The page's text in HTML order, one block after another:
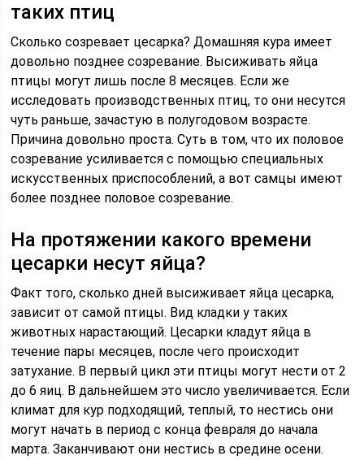
таких птиц
Сколько созревает цесарка? Домашняя кура имеет
довольно позднее созревание. Высиживать яйца
птицы могут лишь после 8 месяцев. Если же
исследовать производственных птиц, то они несутся
чуть раньше, зачастую в полугодовом возрасте.
Причина довольно проста. Суть в том, что их половое
созревание усиливается с помощью специальных
искусственных приспособлений, а вот самцы имеют
более позднее половое созревание.
На протяжении какого времени
цесарки несут яйца?
Факт того, сколько дней высиживает яйца цесарка,
зависит от самой птицы. Вид кладки у таких
животных нарастающий. Цесарки кладут яйца в
течение пары месяцев, после чего происходит
затухание. В первый цикл эти птицы могут нести от 2
до 6 яиц. В дальнейшем это число увеличивается. Если
климат для кур подходящий, теплый, то нестись они
могут начать в период с конца февраля до начала
марта. Заканчивают они нестись в средине осени.